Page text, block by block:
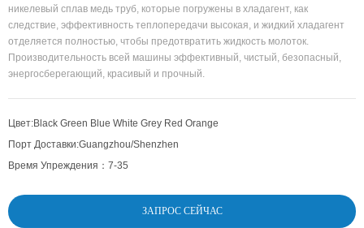
никелевый сплав медь труб, которые погружены в хладагент, как
следствие, эффективность теплопередачи высокая, и жидкий хладагент
отделяется полностью, чтобы предотвратить жидкость молоток.
Производительность всей машины эффективный, чистый, безопасный,
энергосберегающий, красивый и прочный.
Цвет:Black Green Blue White Grey Red Orange
Порт Доставки:Guangzhou/Shenzhen
Время Упреждения： 7-35
ЗАПРОС СЕЙЧАС